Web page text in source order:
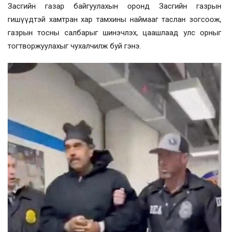
Засгийн газар байгуулахын оронд Засгийн газрын
гишүүдтэй хамтран хар тамхины наймааг таслан зогсоож,
газрын тосны салбарыг шинэчлэх, цаашлаад улс орныг
тогтворжуулахыг чухалчилж буй гэнэ.